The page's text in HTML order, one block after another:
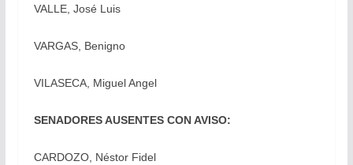
VALLE, José Luis
VARGAS, Benigno
VILASECA, Miguel Angel
SENADORES AUSENTES CON AVISO:
CARDOZO, Néstor Fidel